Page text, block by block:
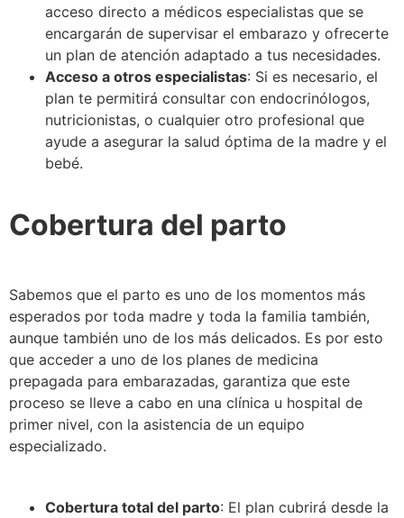
acceso directo a médicos especialistas que se
encargarán de supervisar el embarazo y ofrecerte
un plan de atención adaptado a tus necesidades.
Acceso a otros especialistas: Si es necesario, el
plan te permitirá consultar con endocrinólogos,
nutricionistas, o cualquier otro profesional que
ayude a asegurar la salud óptima de la madre y el
bebé.
Cobertura del parto
Sabemos que el parto es uno de los momentos más
esperados por toda madre y toda la familia también,
aunque también uno de los más delicados. Es por esto
que acceder a uno de los planes de medicina
prepagada para embarazadas, garantiza que este
proceso se lleve a cabo en una clínica u hospital de
primer nivel, con la asistencia de un equipo
especializado.
Cobertura total del parto: El plan cubrirá desde la